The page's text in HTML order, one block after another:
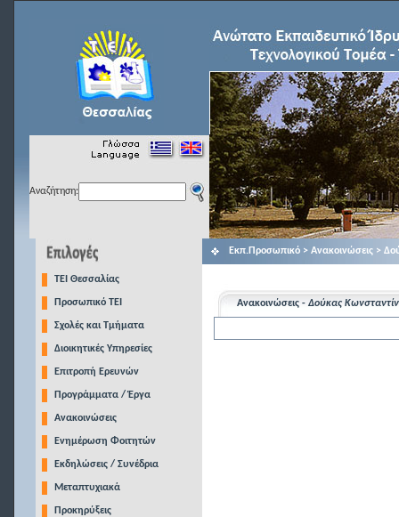
Αναζήτηση:
TEI Θεσσαλίας
Προσωπικό ΤΕΙ
Σχολές και Τμήματα
Διοικητικές Υπηρεσίες
Επιτροπή Ερευνών
Προγράμματα / Έργα
Ανακοινώσεις
Ενημέρωση Φοιτητών
Εκδηλώσεις / Συνέδρια
Μεταπτυχιακά
Προκηρύξεις
Εκπ.Προσωπικό > Ανακοινώσεις >
Ανακοινώσεις - Δούκας